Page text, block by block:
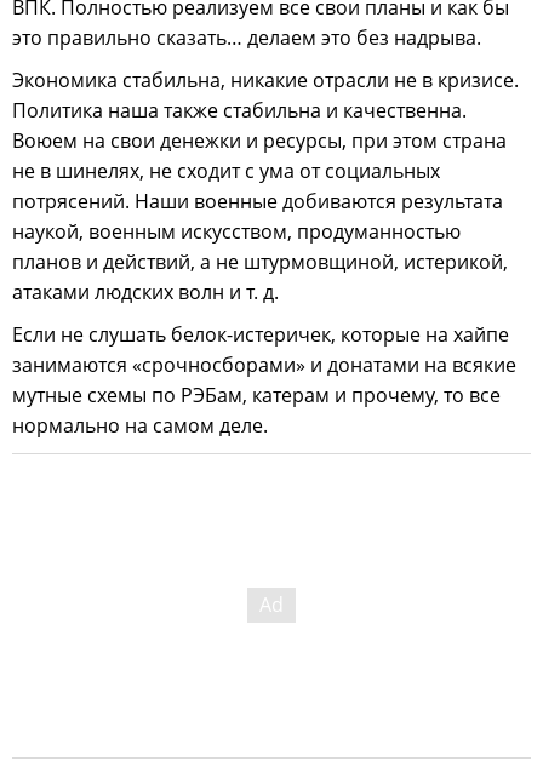
ВПК. Полностью реализуем все свои планы и как бы
это правильно сказать… делаем это без надрыва.
Экономика стабильна, никакие отрасли не в кризисе.
Политика наша также стабильна и качественна.
Воюем на свои денежки и ресурсы, при этом страна
не в шинелях, не сходит с ума от социальных
потрясений. Наши военные добиваются результата
наукой, военным искусством, продуманностью
планов и действий, а не штурмовщиной, истерикой,
атаками людских волн и т. д.
Если не слушать белок-истеричек, которые на хайпе
занимаются «срочносборами» и донатами на всякие
мутные схемы по РЭБам, катерам и прочему, то все
нормально на самом деле.